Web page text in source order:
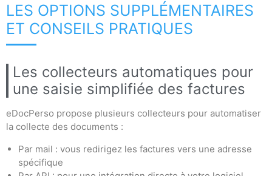
LES OPTIONS SUPPLÉMENTAIRES
ET CONSEILS PRATIQUES
Les collecteurs automatiques pour
une saisie simplifiée des factures
eDocPerso propose plusieurs collecteurs pour automatiser
la collecte des documents :
Par mail : vous redirigez les factures vers une adresse
spécifique